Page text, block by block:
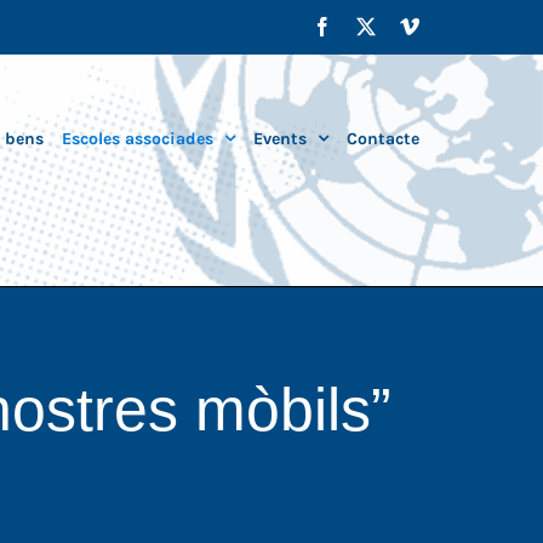
Facebook Vimeo
bens Escoles associades Events Contacte
mòbils”